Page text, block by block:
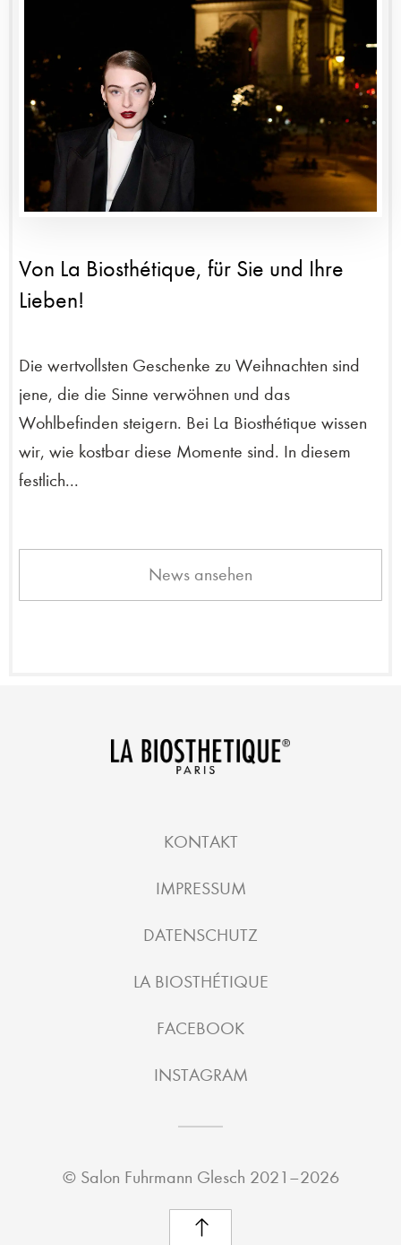
Von La Biosthétique, für Sie und Ihre
Lieben!
Die wertvollsten Geschenke zu Weihnachten sind
jene, die die Sinne verwöhnen und das
Wohlbefinden steigern. Bei La Biosthétique wissen
wir, wie kostbar diese Momente sind. In diesem
festlich...
News ansehen
KONTAKT
IMPRESSUM
DATENSCHUTZ
LA BIOSTHÉTIQUE
FACEBOOK
INSTAGRAM
© Salon Fuhrmann Glesch 2021–2026